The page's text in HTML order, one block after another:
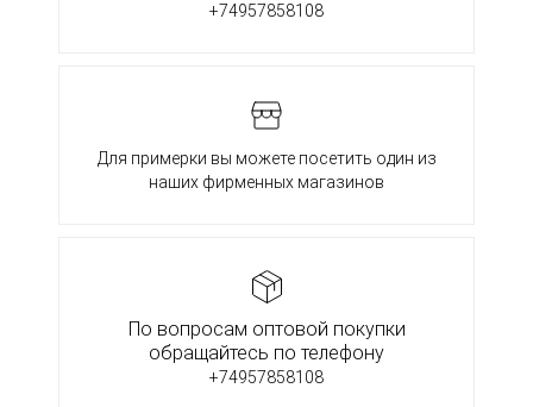
+74957858108
Для примерки вы можете посетить один из
наших фирменных магазинов
По вопросам оптовой покупки
обращайтесь по телефону
+74957858108